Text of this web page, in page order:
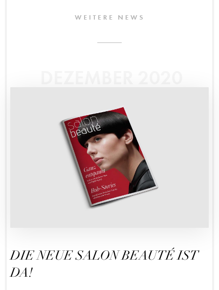
WEITERE NEWS
DIE NEUE SALON BEAUTÉ IST
DA!